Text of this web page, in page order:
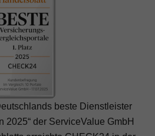
beste Dienstleister
2025“ der ServiceValue GmbH